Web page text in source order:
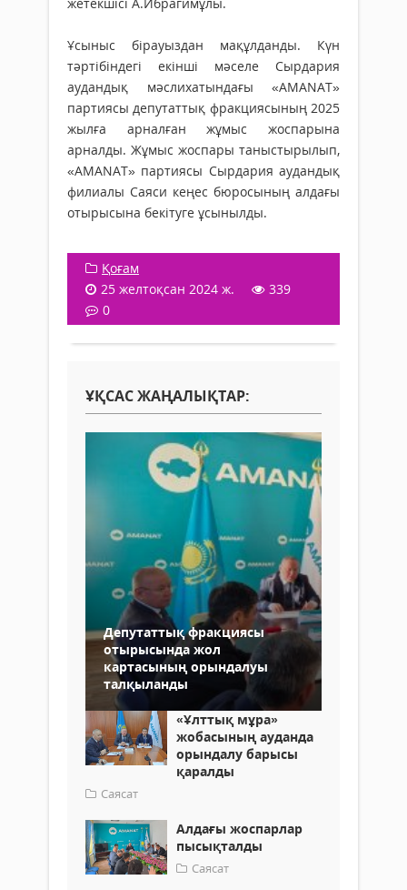
Ұсыныс бірауыздан мақұлданды. Күн
тәртібіндегі екінші мәселе Сырдария
аудандық мәслихатындағы «AMANAT»
партиясы депутаттық фракциясының 2025
жылға арналған жұмыс жоспарына
арналды. Жұмыс жоспары таныстырылып,
«AMANAT» партиясы Сырдария аудандық
филиалы Саяси кеңес бюросының алдағы
отырысына бекітуге ұсынылды.
Қоғам
25 желтоқсан 2024 ж.
339
0
ҰҚСАС ЖАҢАЛЫҚТАР:
Депутаттық фракциясы
отырысында жол
картасының орындалуы
талқыланды
«Ұлттық мұра»
жобасының ауданда
орындалу барысы
қаралды
Саясат
Алдағы жоспарлар
пысықталды
Саясат